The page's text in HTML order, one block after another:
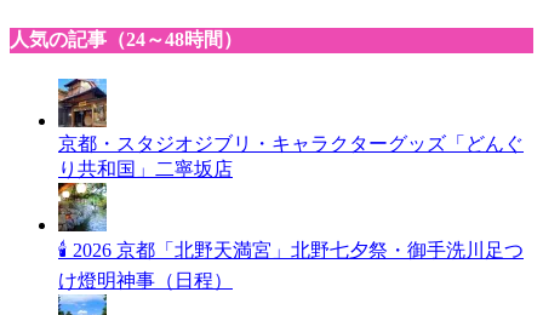
人気の記事（24～48時間）
京都・スタジオジブリ・キャラクターグッズ「どんぐ
り共和国」二寧坂店
🕯 2026 京都「北野天満宮」北野七夕祭・御手洗川足つ
け燈明神事（日程）